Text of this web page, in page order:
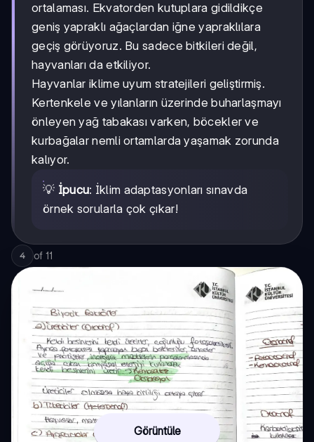
ortalaması. Ekvatorden kutuplara gidildikçe
geniş yapraklı ağaçlardan iğne yapraklılara
geçiş görüyoruz. Bu sadece bitkileri değil,
hayvanları da etkiliyor.
Hayvanlar iklime uyum stratejileri geliştirmiş.
Kertenkele ve yılanların üzerinde buharlaşmayı
önleyen yağ tabakası varken, böcekler ve
kurbağalar nemli ortamlarda yaşamak zorunda
kalıyor.
💡 İpucu: İklim adaptasyonları sınavda
örnek sorularla çok çıkar!
4 of 11
Görüntüle